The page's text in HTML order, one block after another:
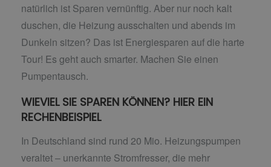
natürlich ist Sparen vernünftig. Aber nur noch kalt
duschen, die Heizung ausschalten und abends im
Dunkeln sitzen? Das ist Energiesparen auf die harte
Tour! Es geht auch smarter. Machen Sie einen
Pumpentausch.
WIEVIEL SIE SPAREN KÖNNEN? HIER EIN
RECHENBEISPIEL
In Deutschland sind rund 20 Mio. Heizungspumpen
veraltet – unerkannte Stromfresser, die mehr